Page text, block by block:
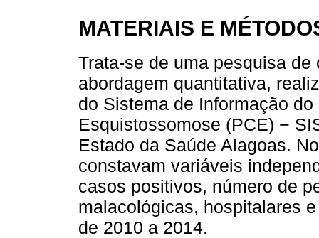
MATERIAIS E
Trata-se de uma pesquisa
abordagem quantitativa,
do Sistema de Informação
Esquistossomose (PCE) −
Estado da Saúde Alagoas.
constavam variáveis
casos positivos, número de
malacológicas, hospitalares
de 2010 a 2014.